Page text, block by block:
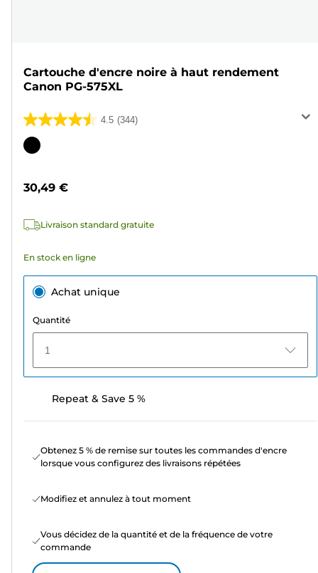
Cartouche d'encre noire à haut rendement
Canon PG-575XL
4.5 (344)
4.5
sur
344
Cartouche
30,49 €
Livraison standard gratuite
En stock en ligne
Achat unique
Quantité
1
Repeat & Save 5 %
Obtenez 5 % de remise sur toutes les commandes d'encre
lorsque vous configurez des livraisons répétées
Modifiez et annulez à tout moment
Vous décidez de la quantité et de la fréquence de votre
commande